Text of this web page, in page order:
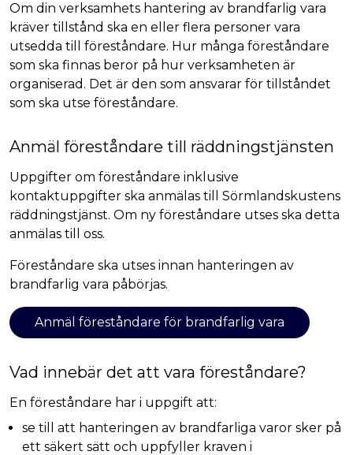
Om din verksamhets hantering av brandfarlig vara
kräver tillstånd ska en eller flera personer vara
utsedda till föreståndare. Hur många föreståndare
som ska finnas beror på hur verksamheten är
organiserad. Det är den som ansvarar för tillståndet
som ska utse föreståndare.
Anmäl föreståndare till räddningstjänsten
Uppgifter om föreståndare inklusive
kontaktuppgifter ska anmälas till Sörmlandskustens
räddningstjänst. Om ny föreståndare utses ska detta
anmälas till oss.
Föreståndare ska utses innan hanteringen av
brandfarlig vara påbörjas.
Anmäl föreståndare för brandfarlig vara
Vad innebär det att vara föreståndare?
En föreståndare har i uppgift att:
se till att hanteringen av brandfarliga varor sker på
ett säkert sätt och uppfyller kraven i